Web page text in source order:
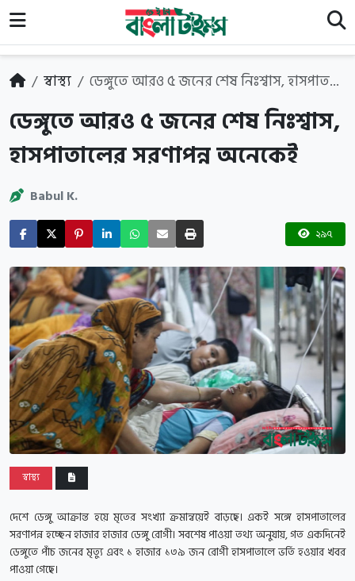
স্বাস্থ্য ডেঙ্গুতে আরও ৫ জনের শেষ নিঃশ্বাস, হাসপাত...
ডেঙ্গুতে আরও ৫ জনের শেষ নিঃশ্বাস,
হাসপাতালের সরণাপন্ন অনেকেই
Babul K.
২৯৭
স্বাস্থ্য
দেশে ডেঙ্গু আক্রান্ত হয়ে মৃতের সংখ্যা ক্রমান্বয়েই বাড়ছে। একই সঙ্গে হাসপাতালের
সরণাপন্ন হচ্ছেন হাজার হাজার ডেঙ্গু রোগী। সবশেষ পাওয়া তথ্য অনুযায়, গত একদিনেই
ডেঙ্গুতে পাঁচ জনের মৃত্যু এবং ১ হাজার ১৩৯ জন রোগী হাসপাতালে ভর্তি হওয়ার খবর
পাওয়া গেছে।